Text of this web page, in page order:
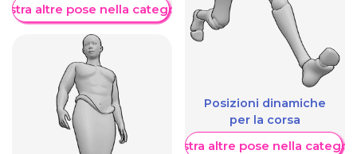
altre pose nella categoria
Posizioni dinamiche
per la corsa
Mostra altre pose nella